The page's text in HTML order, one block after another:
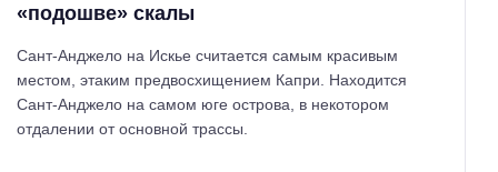
«подошве» скалы
Сант-Анджело на Искье считается самым красивым
местом, этаким предвосхищением Капри. Находится
Сант-Анджело на самом юге острова, в некотором
отдалении от основной трассы.